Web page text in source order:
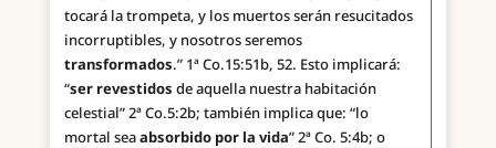
tocará la trompeta, y los muertos serán resucitados
incorruptibles, y nosotros seremos
transformados.” 1ª Co.15:51b, 52. Esto implicará:
“ser revestidos de aquella nuestra habitación
celestial” 2ª Co.5:2b; también implica que: “lo
mortal seaabsorbido por la vida” 2ª Co. 5:4b; o